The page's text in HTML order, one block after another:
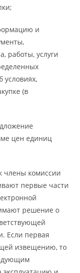
и
работы, услуги
условиях,
(в
цен единиц
члены комиссии
первые части
решение о
Если первая
извещению, то